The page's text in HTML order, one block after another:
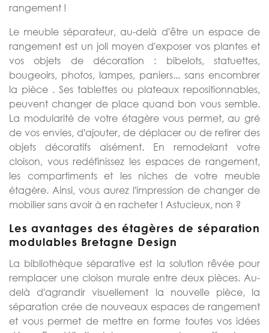
rangement !
Le meuble séparateur, au-delà d'être un espace de
rangement est un joli moyen d'exposer vos plantes et
vos objets de décoration : bibelots, statuettes,
bougeoirs, photos, lampes, paniers... sans encombrer
la pièce . Ses tablettes ou plateaux repositionnables,
peuvent changer de place quand bon vous semble.
La modularité de votre étagère vous permet, au gré
de vos envies, d'ajouter, de déplacer ou de retirer des
objets décoratifs aisément. En remodelant votre
cloison, vous redéfinissez les espaces de rangement,
les compartiments et les niches de votre meuble
étagère. Ainsi, vous aurez l'impression de changer de
mobilier sans avoir à en racheter ! Astucieux, non ?
Les avantages des étagères de séparation
modulables Bretagne Design
La bibliothèque séparative est la solution rêvée pour
remplacer une cloison murale entre deux pièces. Au-
delà d'agrandir visuellement la nouvelle pièce, la
séparation crée de nouveaux espaces de rangement
et vous permet de mettre en forme toutes vos idées